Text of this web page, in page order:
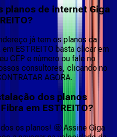
planos de internet Giga
já tem os planos da
em ESTREITO basta clicar em
CEP e número ou fale no
consultores, clicando no
AGORA.
dos planos
em ESTREITO?
os planos! 🤩 Assine Giga